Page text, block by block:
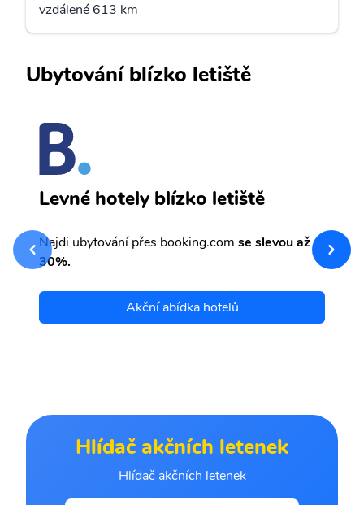
vzdálené 613 km
Ubytování blízko letiště
Levné hotely blízko letiště
Najdi ubytování přes booking.com se slevou až
30%.
Akční abídka hotelů
Hlídač akčních letenek
Hlídač akčních letenek